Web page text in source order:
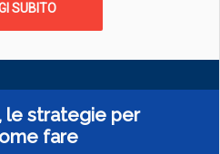
SUBITO
le strategie per
fare